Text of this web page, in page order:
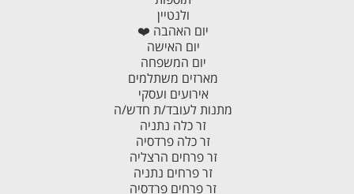
ולנטיין
יום האהבה ❤️
יום האישה
יום המשפחה
מארזים משתלמים
אירועים ועסקי
מתנות לעובד/ת חדש/ה
זר כלה נתניה
זר כלה פרדסיה
זר פרחים הרצליה
זר פרחים נתניה
זר פרחים פרדסיה